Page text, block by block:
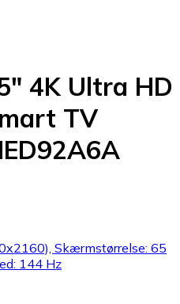
4K Ultra HD
TV
Skærmstørrelse: 65
144 Hz